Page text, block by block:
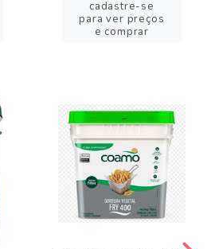
cadastre-se
para ver preços
e comprar